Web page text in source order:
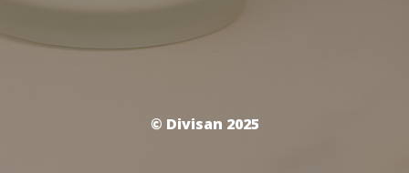
© Divisan 2025